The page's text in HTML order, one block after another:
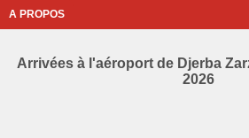
A PROPOS
Arrivées à l'aéroport de Djerba
2026